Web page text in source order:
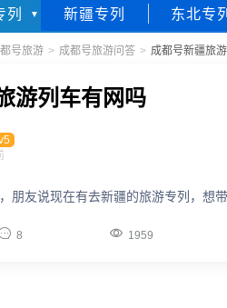
列 新疆专列 东北专列
号旅游 > 成都号旅游问答 > 成都号新疆旅
游列车有网吗
朋友说现在有去新疆的旅游专列，想
8  1959